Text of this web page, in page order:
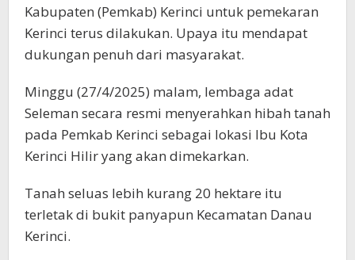
Kabupaten (Pemkab) Kerinci untuk pemekaran
Kerinci terus dilakukan. Upaya itu mendapat
dukungan penuh dari masyarakat.
Minggu (27/4/2025) malam, lembaga adat
Seleman secara resmi menyerahkan hibah tanah
pada Pemkab Kerinci sebagai lokasi Ibu Kota
Kerinci Hilir yang akan dimekarkan.
Tanah seluas lebih kurang 20 hektare itu
terletak di bukit panyapun Kecamatan Danau
Kerinci.